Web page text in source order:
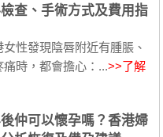
檢查、手術方式及費用指
女性發現陰唇附近有腫脹、
痛時，都會擔心：...>>了解
仲可以懷孕嗎？香港婦